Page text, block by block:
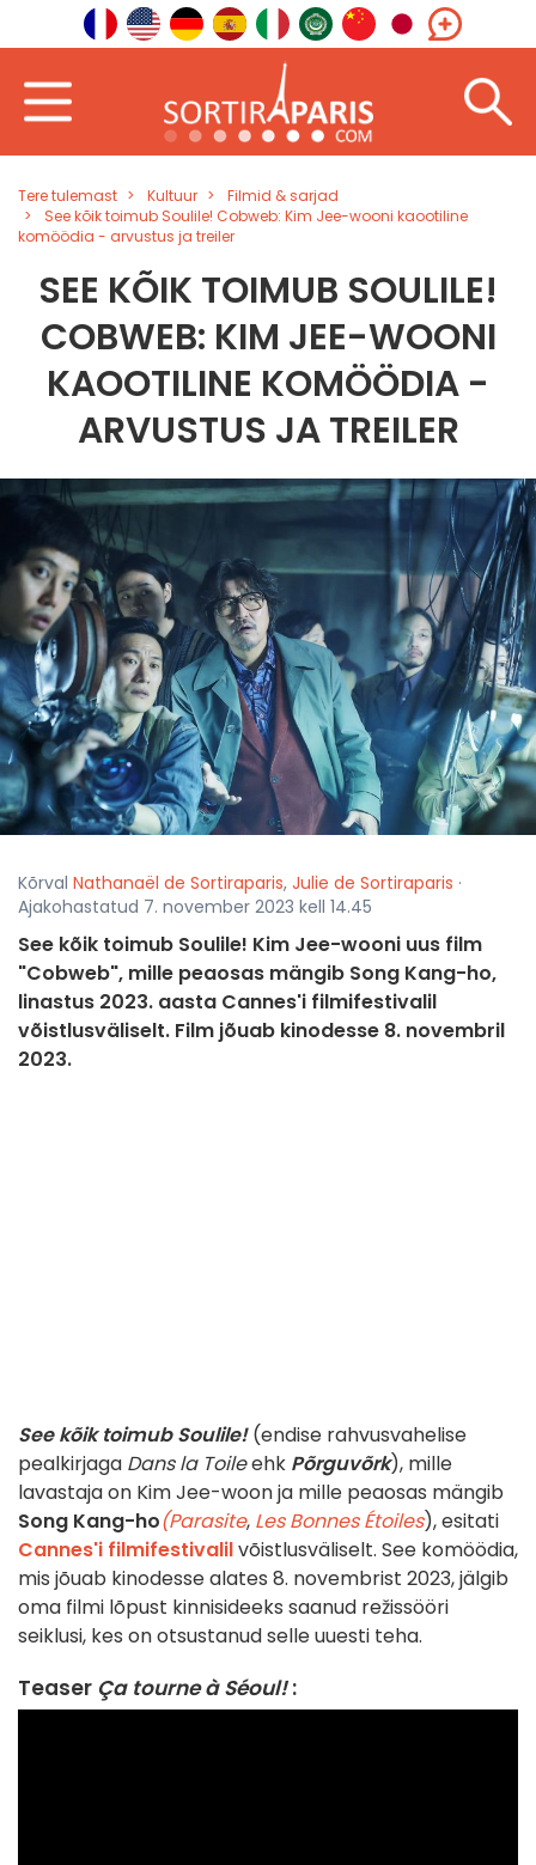
Tere tulemast Kultuur
Filmid & sarjad
See kõik toimub Soulile! Cobweb: Kim Jee-wooni kaootiline
komöödia - arvustus ja treiler
SEE KÕIK TOIMUB SOULILE!
COBWEB: KIM JEE-WOONI
KAOOTILINE KOMÖÖDIA -
ARVUSTUS JA TREILER
Kõrval Nathanaël de Sortiraparis, Julie de Sortiraparis ·
Ajakohastatud 7. november 2023 kell 14.45
See kõik toimub Soulile! Kim Jee-wooni uus film
"Cobweb", mille peaosas mängib Song Kang-ho,
linastus 2023. aasta Cannes'i filmifestivalil
võistlusväliselt. Film jõuab kinodesse 8. novembril
2023.
See kõik toimub Soulile! (endise rahvusvahelise
pealkirjaga Dans la Toileehk Põrguvõrk), mille
lavastaja on Kim Jee-woon ja mille peaosas mängib
Song Kang-ho(Parasite, Les Bonnes Étoiles), esitati
Cannes'i filmifestivalilvõistlusväliselt. See komöödia,
mis jõuab kinodesse alates 8. novembrist 2023, jälgib
oma filmi lõpust kinnisideeks saanud režissööri
seiklusi, kes on otsustanud selle uuesti teha.
Teaser Ça tourne à Séoul!: